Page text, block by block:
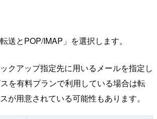
送とPOP/IMAP」を選択します。
クアップ指定先に用いるメールを指定し
を有料プランで利用している場合は転
が用意されている可能性もあります。